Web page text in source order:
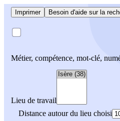
Imprimer Besoin d'aide sur la
Métier, compétence, mot-clé,
Lieu de travail
Distance autour du lieu choisi